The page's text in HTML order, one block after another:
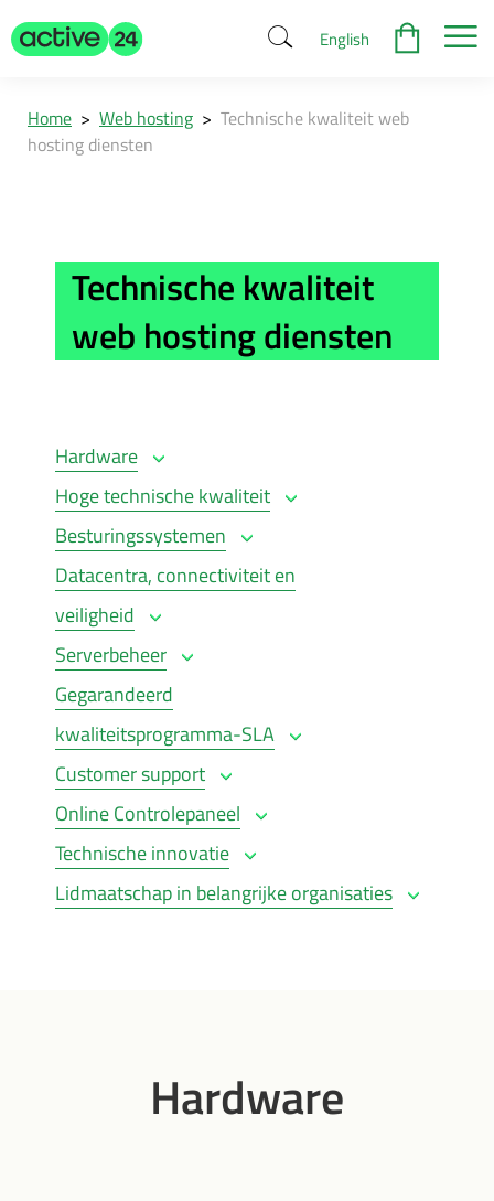
English
Home > Web hosting > Technische kwaliteit web
hosting diensten
Technische kwaliteit
web hosting diensten
Hardware
Hoge technische kwaliteit
Besturingssystemen
Datacentra, connectiviteit en
veiligheid
Serverbeheer
Gegarandeerd
kwaliteitsprogramma-SLA
Customer support
Online Controlepaneel
Technische innovatie
Lidmaatschap in belangrijke organisaties
Hardware